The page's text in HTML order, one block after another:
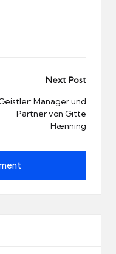
Next Post
Manager und
Partner von Gitte
Hænning